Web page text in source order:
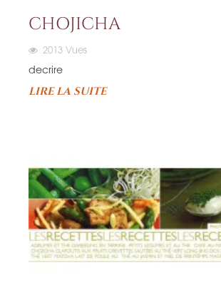
CHOJICHA
2013 Vues
decrire
LIRE LA SUITE